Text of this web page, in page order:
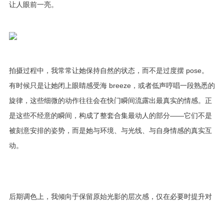
让人眼前一亮。
拍摄过程中，我常常让她保持自然的状态，而不是过度摆 pose。
有时候只是让她闭上眼睛感受海 breeze，或者低声哼唱一段熟悉的
旋律，这些细微的动作往往会在快门瞬间流露出最真实的情感。正
是这些不经意的瞬间，构成了整套合集最动人的部分——它们不是
被刻意安排的姿势，而是她与环境、与光线、与自身情感的真实互
动。
后期调色上，我倾向于保留原始光影的层次感，仅在必要时提升对